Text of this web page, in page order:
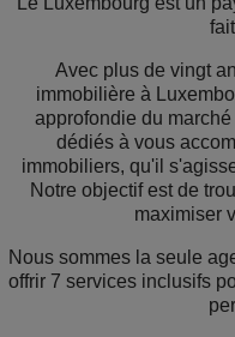
Avec plus de vingt
immobilière à
approfondie du
dédiés à vous
immobiliers, qu'il
Notre objectif est de
maximiser
Nous sommes la seule
offrir 7 services inclusifs